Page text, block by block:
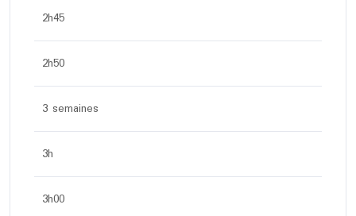
2h45
2h50
3 semaines
3h
3h00